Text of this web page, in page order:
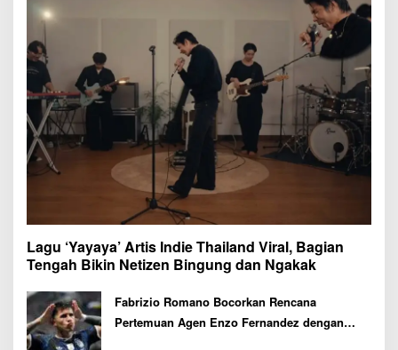
Lagu ‘Yayaya’ Artis Indie Thailand Viral, Bagian
Tengah Bikin Netizen Bingung dan Ngakak
Fabrizio Romano Bocorkan Rencana
Pertemuan Agen Enzo Fernandez dengan